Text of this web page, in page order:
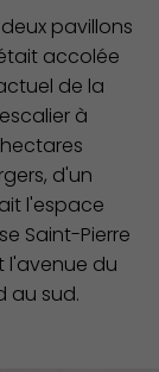
pavillons
accolée
de la
à
d'un
l'espace
Saint-Pierre
l'avenue du
au sud.